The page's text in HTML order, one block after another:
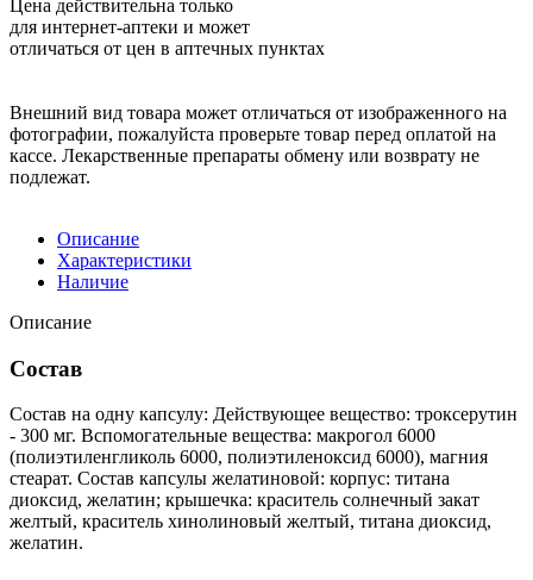
Цена действительна только
для интернет-аптеки и может
отличаться от цен в аптечных пунктах
Внешний вид товара может отличаться от изображенного на
фотографии, пожалуйста проверьте товар перед оплатой на
кассе. Лекарственные препараты обмену или возврату не
подлежат.
Описание
Характеристики
Наличие
Описание
Состав
Состав на одну капсулу: Действующее вещество: троксерутин
- 300 мг. Вспомогательные вещества: макрогол 6000
(полиэтиленгликоль 6000, полиэтиленоксид 6000), магния
стеарат. Состав капсулы желатиновой: корпус: титана
диоксид, желатин; крышечка: краситель солнечный закат
желтый, краситель хинолиновый желтый, титана диоксид,
желатин.